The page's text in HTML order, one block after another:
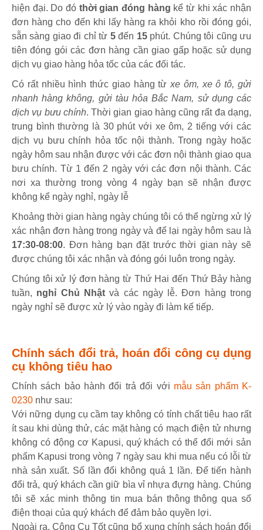
hiện đại. Do đó thời gian đóng hàng kể từ khi xác nhận
đơn hàng cho đến khi lấy hàng ra khỏi kho rồi đóng gói,
sẵn sàng giao đi chỉ từ 5đến 15 phút. Chúng tôi cũng ưu
tiên đóng gói các đơn hàng cần giao gấp hoặc sử dụng
dịch vụ giao hàng hỏa tốc của các đối tác.
Có rất nhiều hình thức giao hàng từxe ôm, xe ô tô, gửi
nhanh hàng không, gửi tàu hỏa Bắc Nam, sử dụng các
dịch vụ bưu chính. Thời gian giao hàng cũng rất đa dạng,
trung bình thường là 30 phút với xe ôm, 2 tiếng với các
dịch vụ bưu chính hỏa tốc nội thành. Trong ngày hoặc
ngày hôm sau nhận được với các đơn nội thành giao qua
bưu chính. Từ 1 đến 2 ngày với các đơn nội thành. Các
nơi xa thường trong vòng 4 ngày bạn sẽ nhận được
không kể ngày nghỉ, ngày lễ
Khoảng thời gian hàng ngày chúng tôi có thể ngừng xử lý
xác nhận đơn hàng trong ngày và để lại ngày hôm sau là
17:30-08:00. Đơn hàng bạn đặt trước thời gian này sẽ
được chúng tôi xác nhận và đóng gói luôn trong ngày.
Chúng tôi xử lý đơn hàng từ Thứ Hai đến Thứ Bảy hàng
tuần, nghỉ Chủ Nhậtvà các ngày lễ. Đơn hàng trong
ngày nghỉ sẽ được xử lý vào ngày đi làm kế tiếp.
Chính sách đổi trả, hoán đổi công cụ dụng
cụ không tiêu hao
Chính sách bảo hành đổi trả đối với mẫu sản phẩm K-
0230 như sau:
Với nững dụng cụ cầm tay không có tính chất tiêu hao rất
ít sau khi dùng thử, các mặt hàng có mạch điện tử nhưng
không có động cơ Kapusi, quý khách có thể đổi mới sản
phẩm Kapusi trong vòng 7 ngày sau khi mua nếu có lỗi từ
nhà sản xuất. Số lần đổi không quá 1 lần. Để tiến hành
đổi trả, quý khách cần giữ bìa vỉ nhựa đựng hàng. Chúng
tôi sẽ xác minh thông tin mua bán thông thông qua số
điện thoại của quý khách để đảm bảo quyền lợi.
Ngoài ra, Công Cụ Tốt cũng bổ xung chính sách hoán đổi